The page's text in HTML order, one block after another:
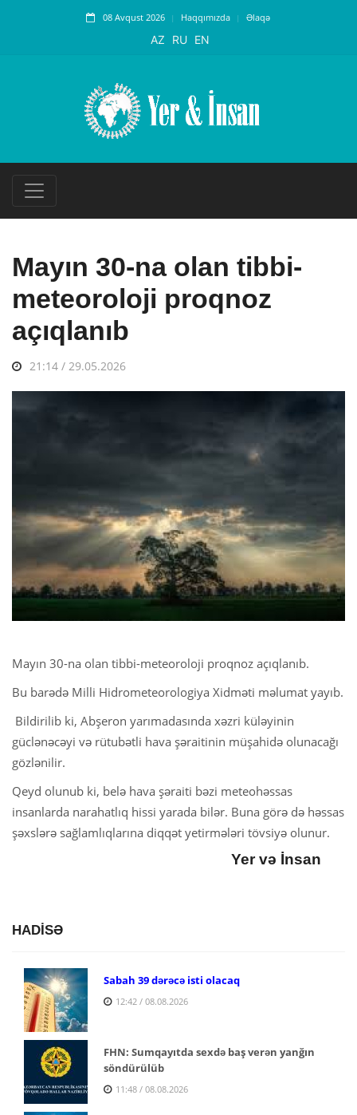
08 Avqust 2026 Haqqımızda Əlaqə
AZ RU EN
Mayın 30-na olan tibbi-
meteoroloji proqnoz
açıqlanıb
21:14 / 29.05.2026
Mayın 30-na olan tibbi-meteoroloji proqnoz açıqlanıb.
Bu barədə Milli Hidrometeorologiya Xidməti məlumat yayıb.
Bildirilib ki, Abşeron yarımadasında xəzri küləyinin
güclənəcəyi və rütubətli hava şəraitinin müşahidə olunacağı
gözlənilir.
Qeyd olunub ki, belə hava şəraiti bəzi meteohəssas
insanlarda narahatlıq hissi yarada bilər. Buna görə də həssas
şəxslərə sağlamlıqlarına diqqət yetirmələri tövsiyə olunur.
Yer və İnsan
HADİSƏ
Sabah 39 dərəcə isti olacaq
12:42 / 08.08.2026
FHN: Sumqayıtda sexdə baş verən yanğın
söndürülüb
11:48 / 08.08.2026